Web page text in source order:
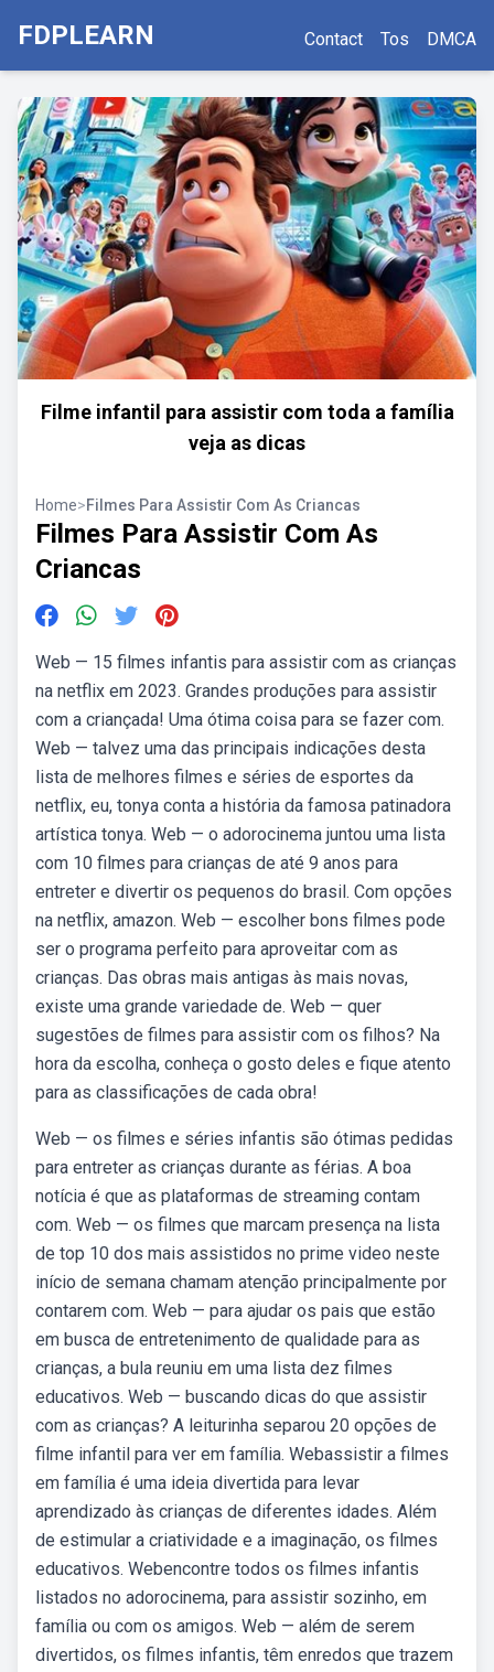
FDPLEARN Contact Tos DMCA
Filme infantil para assistir com toda a família
veja as dicas
Home>Filmes Para Assistir Com As Criancas
Filmes Para Assistir Com As
Criancas
Web — 15 filmes infantis para assistir com as crianças
na netflix em 2023. Grandes produções para assistir
com a criançada! Uma ótima coisa para se fazer com.
Web — talvez uma das principais indicações desta
lista de melhores filmes e séries de esportes da
netflix, eu, tonya conta a história da famosa patinadora
artística tonya. Web — o adorocinema juntou uma lista
com 10 filmes para crianças de até 9 anos para
entreter e divertir os pequenos do brasil. Com opções
na netflix, amazon. Web — escolher bons filmes pode
ser o programa perfeito para aproveitar com as
crianças. Das obras mais antigas às mais novas,
existe uma grande variedade de. Web — quer
sugestões de filmes para assistir com os filhos? Na
hora da escolha, conheça o gosto deles e fique atento
para as classificações de cada obra!
Web — os filmes e séries infantis são ótimas pedidas
para entreter as crianças durante as férias. A boa
notícia é que as plataformas de streaming contam
com. Web — os filmes que marcam presença na lista
de top 10 dos mais assistidos no prime video neste
início de semana chamam atenção principalmente por
contarem com. Web — para ajudar os pais que estão
em busca de entretenimento de qualidade para as
crianças, a bula reuniu em uma lista dez filmes
educativos. Web — buscando dicas do que assistir
com as crianças? A leiturinha separou 20 opções de
filme infantil para ver em família. Webassistir a filmes
em família é uma ideia divertida para levar
aprendizado às crianças de diferentes idades. Além
de estimular a criatividade e a imaginação, os filmes
educativos. Webencontre todos os filmes infantis
listados no adorocinema, para assistir sozinho, em
família ou com os amigos. Web — além de serem
divertidos, os filmes infantis, têm enredos que trazem